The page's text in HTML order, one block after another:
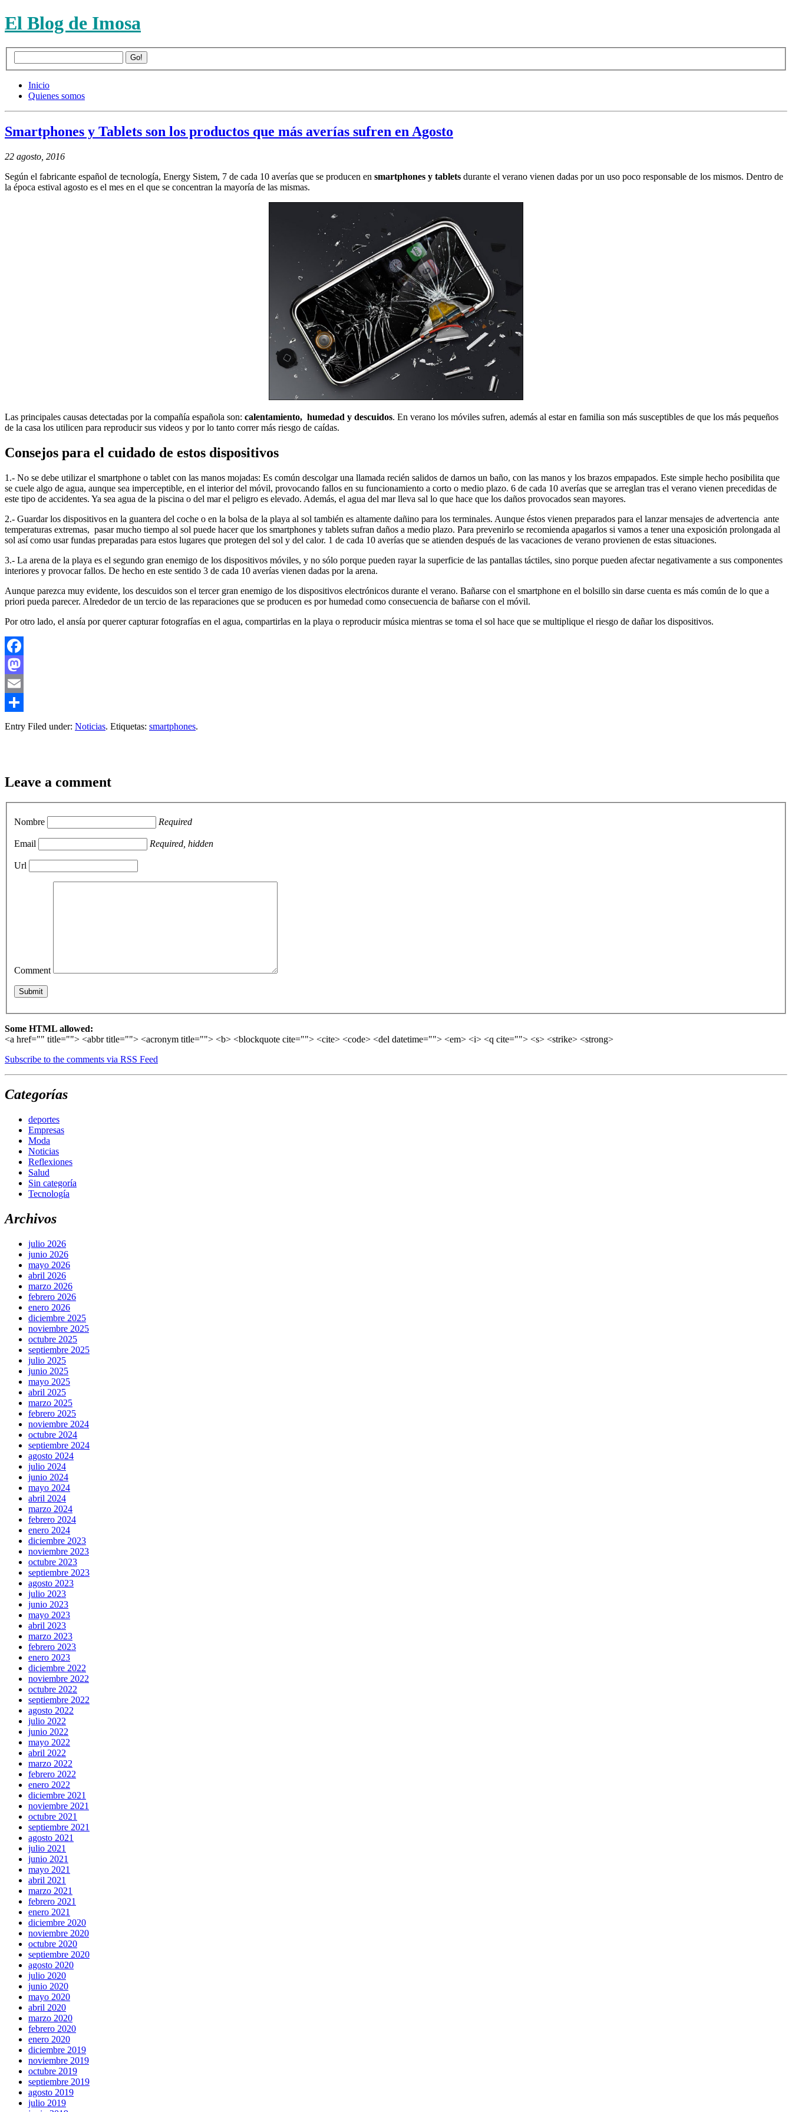
El Blog de Imosa
Inicio
Quienes somos
Smartphones y Tablets son los productos que más averías sufren en Agosto
22 agosto, 2016
Según el fabricante español de tecnología, Energy Sistem, 7 de cada 10 averías que se producen en smartphones y tablets durante el verano vienen dadas por un uso poco responsable de los mismos. Dentro de
la época estival agosto es el mes en el que se concentran la mayoría de las mismas.
Las principales causas detectadas por la compañía española son: calentamiento, humedad y descuidos. En verano los móviles sufren, además al estar en familia son más susceptibles de que los más pequeños
de la casa los utilicen para reproducir sus videos y por lo tanto correr más riesgo de caídas.
Consejos para el cuidado de estos dispositivos
1.- No se debe utilizar el smartphone o tablet con las manos mojadas: Es común descolgar una llamada recién salidos de darnos un baño, con las manos y los brazos empapados. Este simple hecho posibilita que
se cuele algo de agua, aunque sea imperceptible, en el interior del móvil, provocando fallos en su funcionamiento a corto o medio plazo. 6 de cada 10 averías que se arreglan tras el verano vienen precedidas de
este tipo de accidentes. Ya sea agua de la piscina o del mar el peligro es elevado. Además, el agua del mar lleva sal lo que hace que los daños provocados sean mayores.
2.- Guardar los dispositivos en la guantera del coche o en la bolsa de la playa al sol también es altamente dañino para los terminales. Aunque éstos vienen preparados para el lanzar mensajes de advertencia ante
temperaturas extremas, pasar mucho tiempo al sol puede hacer que los smartphones y tablets sufran daños a medio plazo. Para prevenirlo se recomienda apagarlos si vamos a tener una exposición prolongada al
sol así como usar fundas preparadas para estos lugares que protegen del sol y del calor. 1 de cada 10 averías que se atienden después de las vacaciones de verano provienen de estas situaciones.
3.- La arena de la playa es el segundo gran enemigo de los dispositivos móviles, y no sólo porque pueden rayar la superficie de las pantallas táctiles, sino porque pueden afectar negativamente a sus componentes
interiores y provocar fallos. De hecho en este sentido 3 de cada 10 averías vienen dadas por la arena.
Aunque parezca muy evidente, los descuidos son el tercer gran enemigo de los dispositivos electrónicos durante el verano. Bañarse con el smartphone en el bolsillo sin darse cuenta es más común de lo que a
priori pueda parecer. Alrededor de un tercio de las reparaciones que se producen es por humedad como consecuencia de bañarse con el móvil.
Por otro lado, el ansía por querer capturar fotografías en el agua, compartirlas en la playa o reproducir música mientras se toma el sol hace que se multiplique el riesgo de dañar los dispositivos.
Facebook
Mastodon
Email
Compartir
Entry Filed under: Noticias. Etiquetas: smartphones.
Leave a comment
Nombre Required
Email Required, hidden
Url
Comment
Some HTML allowed:
<a href="" title=""> <abbr title=""> <acronym title=""> <b> <blockquote cite=""> <cite> <code> <del datetime=""> <em> <i> <q cite=""> <s> <strike> <strong>
Subscribe to the comments via RSS Feed
Categorías
deportes
Empresas
Moda
Noticias
Reflexiones
Salud
Sin categoría
Tecnología
Archivos
julio 2026
junio 2026
mayo 2026
abril 2026
marzo 2026
febrero 2026
enero 2026
diciembre 2025
noviembre 2025
octubre 2025
septiembre 2025
julio 2025
junio 2025
mayo 2025
abril 2025
marzo 2025
febrero 2025
noviembre 2024
octubre 2024
septiembre 2024
agosto 2024
julio 2024
junio 2024
mayo 2024
abril 2024
marzo 2024
febrero 2024
enero 2024
diciembre 2023
noviembre 2023
octubre 2023
septiembre 2023
agosto 2023
julio 2023
junio 2023
mayo 2023
abril 2023
marzo 2023
febrero 2023
enero 2023
diciembre 2022
noviembre 2022
octubre 2022
septiembre 2022
agosto 2022
julio 2022
junio 2022
mayo 2022
abril 2022
marzo 2022
febrero 2022
enero 2022
diciembre 2021
noviembre 2021
octubre 2021
septiembre 2021
agosto 2021
julio 2021
junio 2021
mayo 2021
abril 2021
marzo 2021
febrero 2021
enero 2021
diciembre 2020
noviembre 2020
octubre 2020
septiembre 2020
agosto 2020
julio 2020
junio 2020
mayo 2020
abril 2020
marzo 2020
febrero 2020
enero 2020
diciembre 2019
noviembre 2019
octubre 2019
septiembre 2019
agosto 2019
julio 2019